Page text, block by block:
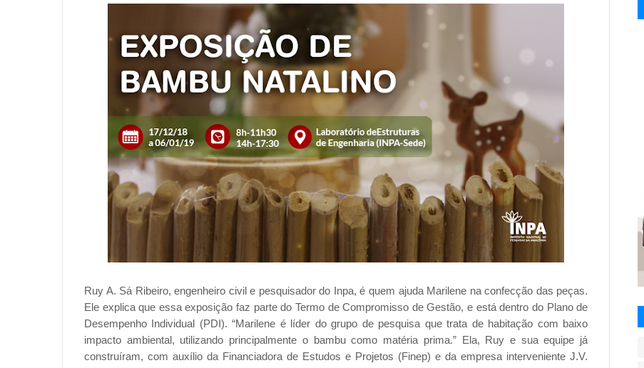
Ruy A. Sá Ribeiro, engenheiro civil e pesquisador do Inpa, é quem ajuda Marilene na confecção das peças.
Ele explica que essa exposição faz parte do Termo de Compromisso de Gestão, e está dentro do Plano de
Desempenho Individual (PDI). “Marilene é líder do grupo de pesquisa que trata de habitação com baixo
impacto ambiental, utilizando principalmente o bambu como matéria prima.” Ela, Ruy e sua equipe já
construíram, com auxílio da Financiadora de Estudos e Projetos (Finep) e da empresa interveniente J.V.